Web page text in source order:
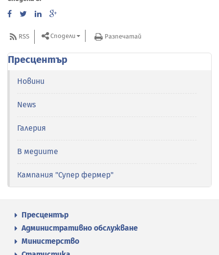
RSS Сподели Разпечатай
Пресцентър
Новини
News
Галерия
В медиите
Кампания "Супер фермер"
Пресцентър
Административно обслужване
Министерство